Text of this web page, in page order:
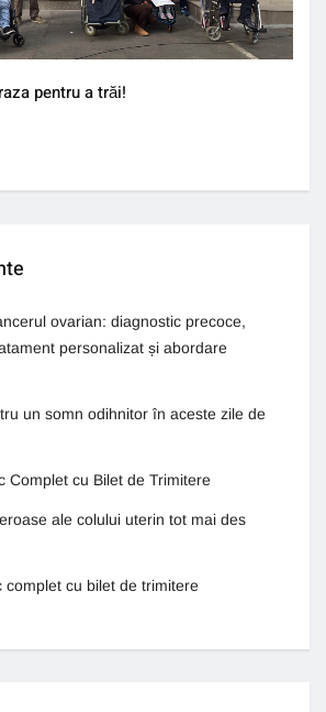
pentru a trăi!
ovarian: diagnostic precoce,
personalizat și abordare
un somn odihnitor în aceste zile de
Complet cu Bilet de Trimitere
ale colului uterin tot mai des
complet cu bilet de trimitere